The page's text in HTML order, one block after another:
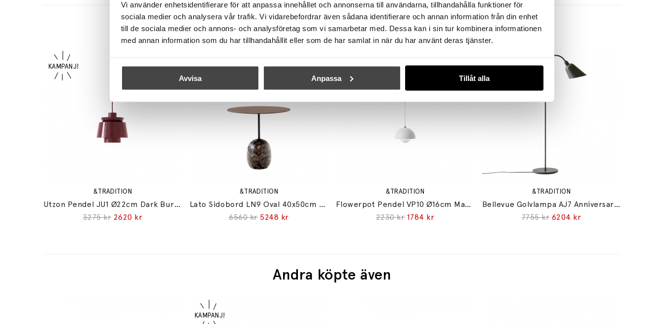
Vi använder enhetsidentifierare för att anpassa innehållet och annonserna till användarna, tillhandahålla funktioner för
sociala medier och analysera vår trafik. Vi vidarebefordrar även sådana identifierare och annan information från din enhet
till de sociala medier och annons- och analysföretag som vi samarbetar med. Dessa kan i sin tur kombinera informationen
med annan information som du har tillhandahållit eller som de har samlat in när du har använt deras tjänster.
Avvisa Anpassa Tillåt alla
Se mer från&Tradition
&TRADITION
Utzon Pendel JU1 Ø22cm Dark Burgundy
3275 kr 2620 kr
&TRADITION
Lato Sidobord LN9 Oval 40x50cm Lacquered Walnut & Emperador Marble
6560 kr 5248 kr
&TRADITION
Flowerpot Pendel VP10 Ø16cm Matt White
2230 kr 1784 kr
&TRADITION
Bellevue Golvlampa AJ7 Anniversary Edition Stone Grey & Bronzed Brass
7755 kr 6204 kr
Andra köpte även